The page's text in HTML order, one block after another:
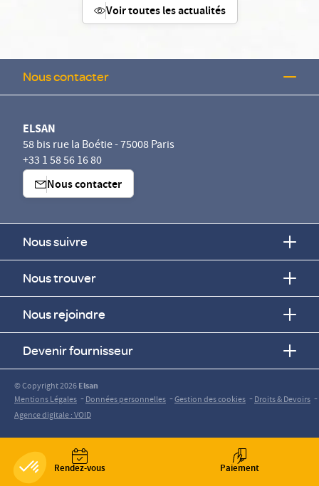
Rendez-vous Paiement
Voir toutes les actualités
Nous contacter
ELSAN
58 bis rue la Boétie - 75008 Paris
+33 1 58 56 16 80
Nous contacter
Nous suivre
Nous trouver
Nous rejoindre
Devenir fournisseur
© Copyright 2026Elsan
Mentions Légales -Données personnelles -Gestion des cookies -Droits & Devoirs -
Agence digitale : VOID